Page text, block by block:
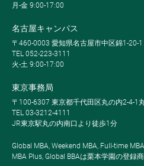
月-金 9:00-17:00
名古屋キャンパス
〒460-0003 愛知県名古屋市中区錦1-20-1
TEL 052-223-3111
火-土 9:00-17:00
東京事務局
〒100-6307 東京都千代田区丸の内2-4-1
TEL 03-3212-4111
JR東京駅丸の内南口より徒歩1分
Global MBA, Weekend MBA, Full-time
MBA Plus, Global BBAは栗本学園の登録商